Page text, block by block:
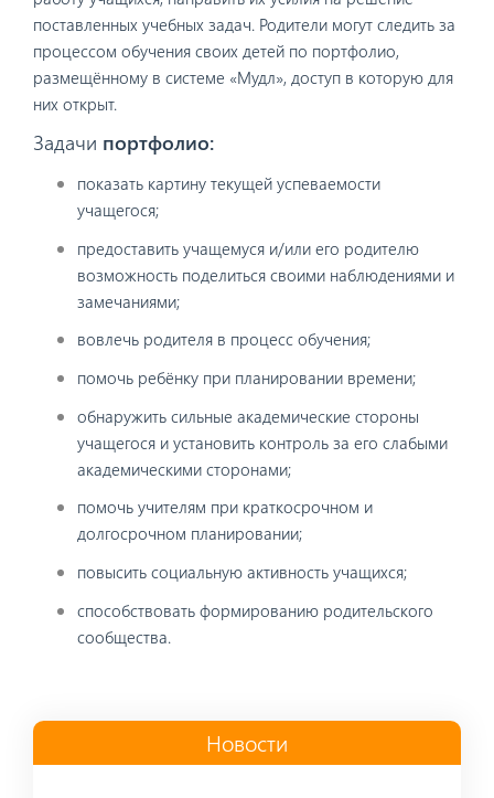
поставленных учебных задач. Родители могут следить за
процессом обучения своих детей по портфолио,
размещённому в системе «Мудл», доступ в которую для
них открыт.
Задачи портфолио:
показать картину текущей успеваемости
учащегося;
предоставить учащемуся и/или его родителю
возможность поделиться своими наблюдениями и
замечаниями;
вовлечь родителя в процесс обучения;
помочь ребёнку при планировании времени;
обнаружить сильные академические стороны
учащегося и установить контроль за его слабыми
академическими сторонами;
помочь учителям при краткосрочном и
долгосрочном планировании;
повысить социальную активность учащихся;
способствовать формированию родительского
сообщества.
Новости